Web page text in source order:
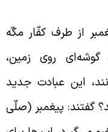
از طرف کفّار مکّه
روی زمین،
این عبادت جدید
پیغمبر (صلّی